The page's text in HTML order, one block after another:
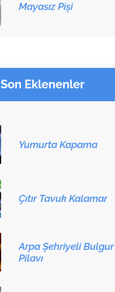
Mayasız Pişi
Son Eklenenler
Yumurta Kapama
Çıtır Tavuk Kalamar
Arpa Şehriyeli Bulgur
Pilavı